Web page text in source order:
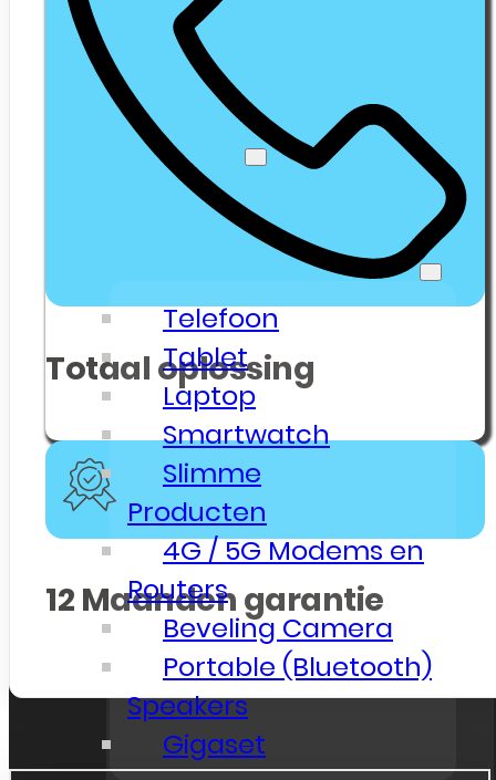
Webshop Zakelijk
Klanten
Senioren Telefonie
Webshop
🔥 Outlet Deals
Electronica & Gadgets
Telefoon
Tablet
Laptop
Smartwatch
Slimme
Producten
4G / 5G Modems en
Routers
Beveling Camera
Portable (Bluetooth)
Speakers
Gigaset
Totaal oplossing
12 Maanden garantie